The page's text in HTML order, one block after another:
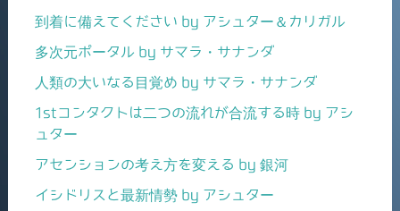
到着に備えてください by アシュター＆カリガル
多次元ポータル by サマラ・サナンダ
人類の大いなる目覚め by サマラ・サナンダ
1stコンタクトは二つの流れが合流する時 by アシ
ュター
アセンションの考え方を変える by 銀河
イシドリスと最新情勢 by アシュター